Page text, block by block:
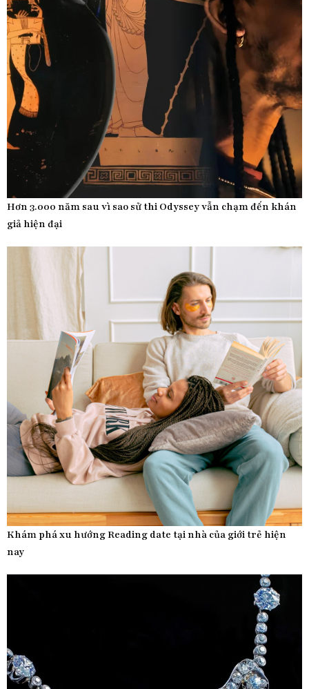
Hơn 3.000 năm sau vì sao sử thi Odyssey vẫn chạm đến khán
giả hiện đại
Khám phá xu hướng Reading date tại nhà của giới trẻ hiện
nay